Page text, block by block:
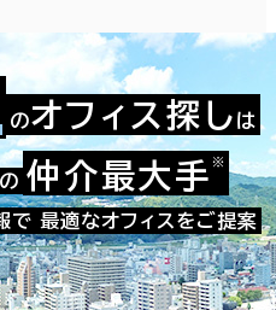
06024
のオフィス探し は
仲介最大手 ※
で 最適なオフィスをご提案